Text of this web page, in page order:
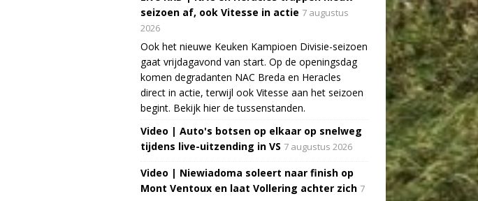
seizoen af, ook Vitesse in actie 7 augustus
2026
Ook het nieuwe Keuken Kampioen Divisie-seizoen
gaat vrijdagavond van start. Op de openingsdag
komen degradanten NAC Breda en Heracles
direct in actie, terwijl ook Vitesse aan het seizoen
begint. Bekijk hier de tussenstanden.
Video | Auto's botsen op elkaar op snelweg
tijdens live-uitzending in VS 7 augustus 2026
Video | Niewiadoma soleert naar finish op
Mont Ventoux en laat Vollering achter zich 7